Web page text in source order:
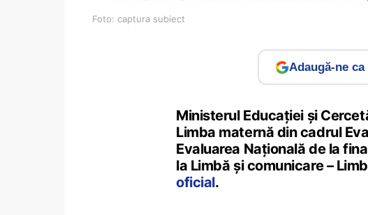
Foto: captura subiect
Adaugă-ne
Ministerul Educației și
Limba maternă din cadrul
Evaluarea Națională de la
la Limbă și comunicare –
oficial.